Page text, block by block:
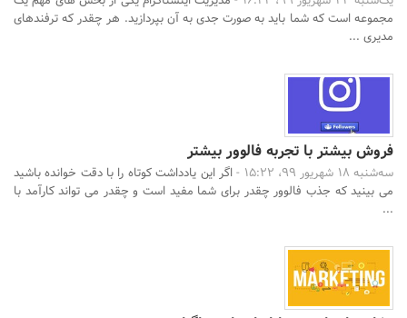
مجموعه است که شما باید به صورت جدی به آن بپردازید. هر چقدر که ترفندهای
مدیری ...
فروش بیشتر با تجربه فالوور بیشتر
سه‌شنبه 18 شهریور 99، 15:22 -
اگر این یادداشت کوتاه را با دقت خوانده باشید
می بینید که جذب فالوور چقدر برای شما مفید است و چقدر می تواند کارآمد با
...